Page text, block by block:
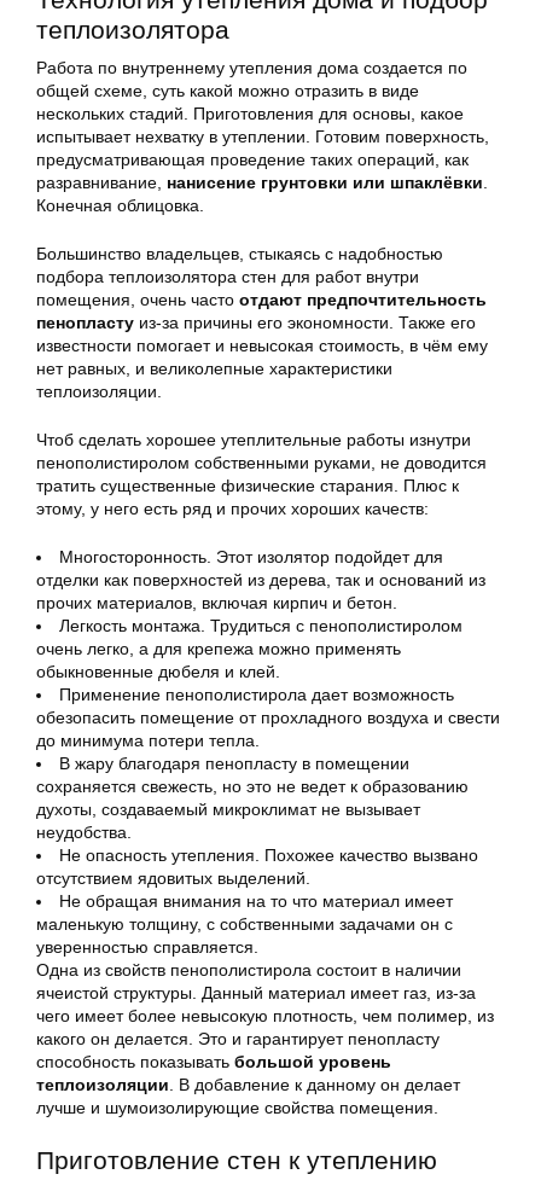
теплоизолятора
Работа по внутреннему утепления дома создается по
общей схеме, суть какой можно отразить в виде
нескольких стадий. Приготовления для основы, какое
испытывает нехватку в утеплении. Готовим поверхность,
предусматривающая проведение таких операций, как
разравнивание, нанисение грунтовки или шпаклёвки.
Конечная облицовка.
Большинство владельцев, стыкаясь с надобностью
подбора теплоизолятора стен для работ внутри
помещения, очень часто отдают предпочтительность
пенопласту из-за причины его экономности. Также его
известности помогает и невысокая стоимость, в чём ему
нет равных, и великолепные характеристики
теплоизоляции.
Чтоб сделать хорошее утеплительные работы изнутри
пенополистиролом собственными руками, не доводится
тратить существенные физические старания. Плюс к
этому, у него есть ряд и прочих хороших качеств:
Многосторонность. Этот изолятор подойдет для
отделки как поверхностей из дерева, так и оснований из
прочих материалов, включая кирпич и бетон.
Легкость монтажа. Трудиться с пенополистиролом
очень легко, а для крепежа можно применять
обыкновенные дюбеля и клей.
Применение пенополистирола дает возможность
обезопасить помещение от прохладного воздуха и свести
до минимума потери тепла.
В жару благодаря пенопласту в помещении
сохраняется свежесть, но это не ведет к образованию
духоты, создаваемый микроклимат не вызывает
неудобства.
Не опасность утепления. Похожее качество вызвано
отсутствием ядовитых выделений.
Не обращая внимания на то что материал имеет
маленькую толщину, с собственными задачами он с
уверенностью справляется.
Одна из свойств пенополистирола состоит в наличии
ячеистой структуры. Данный материал имеет газ, из-за
чего имеет более невысокую плотность, чем полимер, из
какого он делается. Это и гарантирует пенопласту
способность показывать большой уровень
теплоизоляции. В добавление к данному он делает
лучше и шумоизолирующие свойства помещения.
Приготовление стен к утеплению